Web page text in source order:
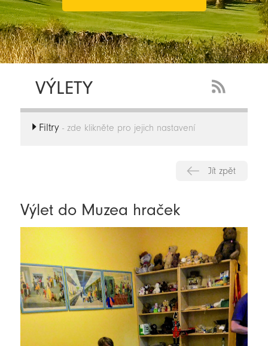
VÝLETY
Feed
Filtry- zde klikněte pro jejich nastavení
Jít zpět
Výlet do Muzea hraček